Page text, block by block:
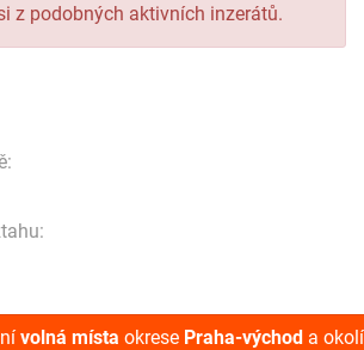
z podobných aktivních inzerátů.
volná místa okrese Praha-východ a okolí